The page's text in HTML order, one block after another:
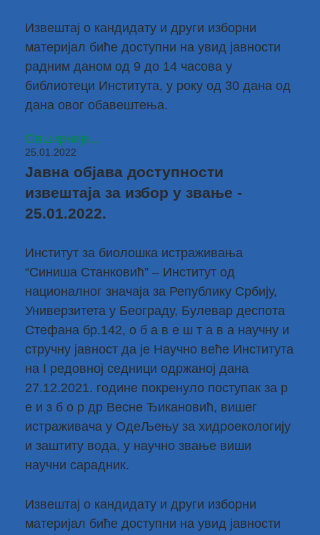
Извештај о кандидату и други изборни
материјал биће доступни на увид јавности
радним даном од 9 до 14 часова у
библиотеци Института, у року од 30 дана од
дана овог обавештења.
Опширније...
25.01.2022
Јавна објава доступности
извештаја за избор у звање -
25.01.2022.
Институт за биолошка истраживања
“Синиша Станковић” – Институт од
националног значаја за Републику Србију,
Универзитета у Београду, Булевар деспота
Стефана бр.142, о б а в е ш т а в а научну и
стручну јавност да је Научно веће Института
на I редовној седници одржаној дана
27.12.2021. године покренуло поступак за р
е и з б о р др Весне Ђикановић, вишег
истраживача у ОдеЉењу за хидроекологију
и заштиту вода, у научно звање виши
научни сарадник.
Извештај о кандидату и други изборни
материјал биће доступни на увид јавности